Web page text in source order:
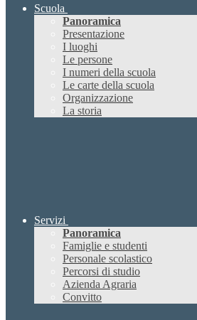
Scuola
Panoramica
Presentazione
I luoghi
Le persone
I numeri della scuola
Le carte della scuola
Organizzazione
La storia
Servizi
Panoramica
Famiglie e studenti
Personale scolastico
Percorsi di studio
Azienda Agraria
Convitto